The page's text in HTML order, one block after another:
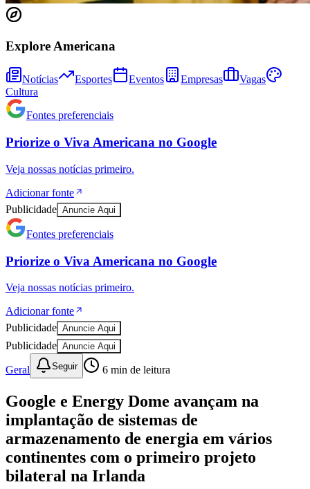
Juventude
Ceará
Explore Americana
Notícias Esportes Eventos Empresas
Vagas
Cultura
Fontes preferenciais
Priorize o Viva Americana no Google
Veja nossas notícias primeiro.
Adicionar fonte
Publicidade Anuncie Aqui
Fontes preferenciais
Priorize o Viva Americana no Google
Veja nossas notícias primeiro.
Adicionar fonte
Publicidade Anuncie Aqui
Publicidade Anuncie Aqui
Geral Seguir 6 min de leitura
Google e Energy Dome avançam na
implantação de sistemas de
armazenamento de energia em vários
continentes com o primeiro projeto
bilateral na Irlanda